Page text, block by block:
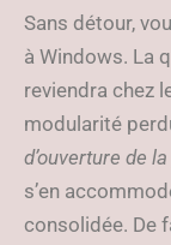
Sans détour,
à Windows. La
reviendra chez
modularité
d’ouverture de
s’en
consolidée. De